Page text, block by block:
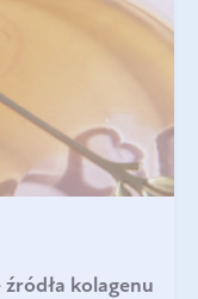
kolagenu